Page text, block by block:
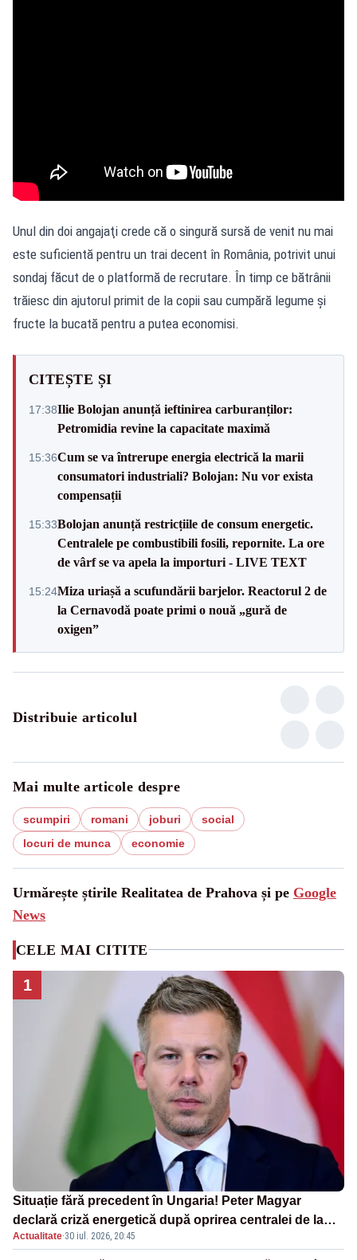
Unul din doi angajaţi crede că o singură sursă de venit nu mai
este suficientă pentru un trai decent în România, potrivit unui
sondaj făcut de o platformă de recrutare. În timp ce bătrânii
trăiesc din ajutorul primit de la copii sau cumpără legume și
fructe la bucată pentru a putea economisi.
CITEȘTE ȘI
17:38Ilie Bolojan anunță ieftinirea carburanților:
Petromidia revine la capacitate maximă
15:36Cum se va întrerupe energia electrică la marii
consumatori industriali? Bolojan: Nu vor exista
compensații
15:33Bolojan anunță restricțiile de consum energetic.
Centralele pe combustibili fosili, repornite. La ore
de vârf se va apela la importuri - LIVE TEXT
15:24Miza uriașă a scufundării barjelor. Reactorul 2 de
la Cernavodă poate primi o nouă „gură de
oxigen”
Distribuie articolul
Mai multe articole despre
scumpiri romani joburi
social
locuri de munca
economie
Urmărește știrile Realitatea de Prahova și pe Google
News
CELE MAI CITITE
1
Situație fără precedent în Ungaria! Peter Magyar
declară criză energetică după oprirea centralei de la
Paks
Actualitate·30 iul. 2026, 20:45